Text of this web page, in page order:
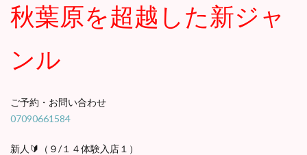
秋葉原を超越した新ジャ
ンル
ご予約・お問い合わせ
07090661584
新人🔰（９/１４体験入店１）